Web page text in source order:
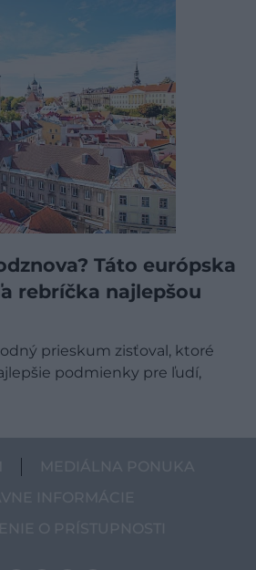
Táto európska
rebríčka najlepšou
prieskum zisťoval, ktoré
podmienky pre ľudí,